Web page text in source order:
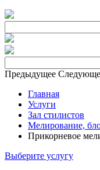
Предыдущее
Главная
Услуги
Зал стилистов
Мелирование,
Прикорневое
Выберите услугу